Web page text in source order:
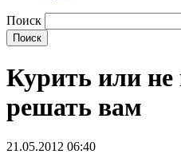
Поиск
Курить или не
решать вам
21.05.2012 06:40